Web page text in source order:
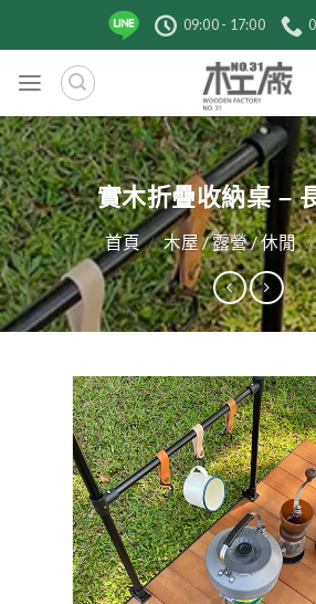
09:00 - 17:00
實木折疊收納桌 –
首頁 / 木屋 / 露營 / 休閒 /